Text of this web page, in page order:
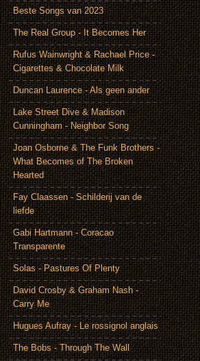
Beste Songs van 2023
The Real Group - It Becomes Her
Rufus Wainwright & Rachael Price -
Cigarettes & Chocolate Milk
Duncan Laurence - Als geen ander
Lake Street Dive & Madison
Cunningham - Neighbor Song
Joan Osborne & The Funk Brothers -
What Becomes of The Broken
Hearted
Fay Claassen - Schilderij van de
liefde
Gabi Hartmann - Coracao
Transparente
Solas - Pastures Of Plenty
David Crosby & Graham Nash -
Carry Me
Hugues Aufray - Le rossignol anglais
The Bobs - Through The Wall